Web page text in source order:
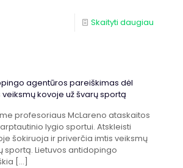
Skaityti daugiau
agentūros pareiškimas dėl
kovoje už švarų sportą
profesoriaus McLareno ataskaitos
lygio sportui. Atskleisti
šokiruoja ir priverčia imtis veiksmų
sportą. Lietuvos antidopingo
[…]